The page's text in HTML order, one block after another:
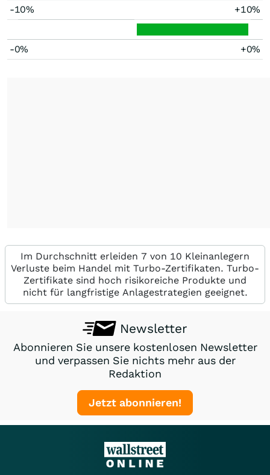
-10% +10%
-0% +0%
Im Durchschnitt erleiden 7 von 10 Kleinanlegern
Verluste beim Handel mit Turbo-Zertifikaten. Turbo-
Zertifikate sind hoch risikoreiche Produkte und
nicht für langfristige Anlagestrategien geeignet.
Newsletter
Abonnieren Sie unsere kostenlosen Newsletter
und verpassen Sie nichts mehr aus der
Redaktion
Jetzt abonnieren!